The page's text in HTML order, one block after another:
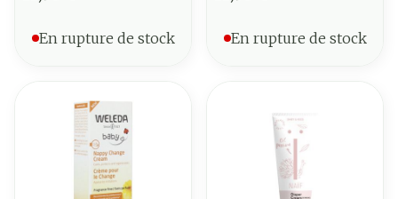
En rupture de stock En rupture de stock